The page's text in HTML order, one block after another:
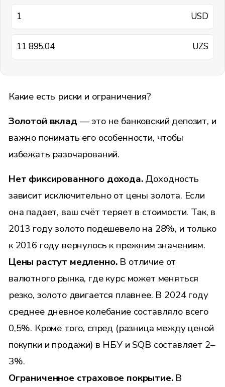
USD
UZS
Какие есть риски и ограничения?
Золотой вклад — это не банковский депозит, и
важно понимать его особенности, чтобы
избежать разочарований.
Нет фиксированного дохода.Доходность
зависит исключительно от цены золота. Если
она падает, ваш счёт теряет в стоимости. Так, в
2013 году золото подешевело на 28%, и только
к 2016 году вернулось к прежним значениям.
Цены растут медленно. В отличие от
валютного рынка, где курс может меняться
резко, золото двигается плавнее. В 2024 году
среднее дневное колебание составляло всего
0,5%. Кроме того, спред (разница между ценой
покупки и продажи) в НБУ и SQB составляет 2–
3%.
Ограниченное страховое покрытие. В